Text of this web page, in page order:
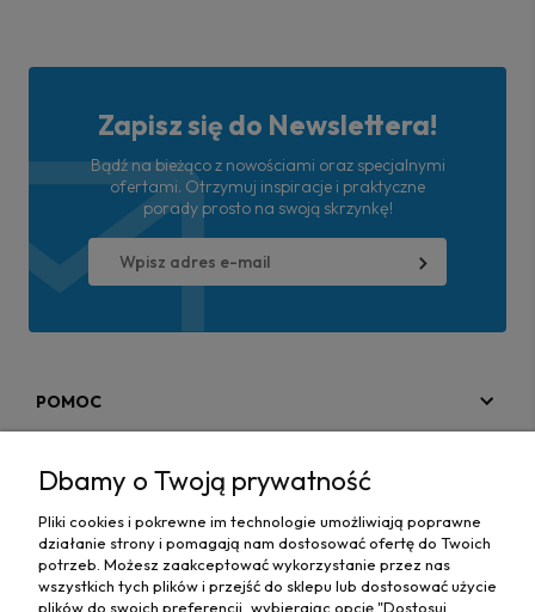
Zapisz się do Newslettera!
Bądź na bieżąco z nowościami oraz specjalnymi
ofertami. Otrzymuj inspiracje i praktyczne
porady prosto na swoją skrzynkę!
POMOC
MAPA STRONY
Dbamy o Twoją prywatność
Pliki cookies i pokrewne im technologie umożliwiają poprawne
działanie strony i pomagają nam dostosować ofertę do Twoich
potrzeb. Możesz zaakceptować wykorzystanie przez nas
wszystkich tych plików i przejść do sklepu lub dostosować użycie
plików do swoich preferencji, wybierając opcję "Dostosuj